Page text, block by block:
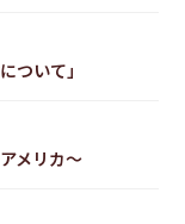
ついて」
メリカ〜